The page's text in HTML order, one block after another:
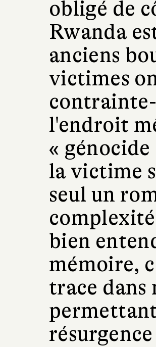
obligé de
Rwanda
anciens
victimes
l'endroit
«
la victime
seul un
bien
mémoire,
trace